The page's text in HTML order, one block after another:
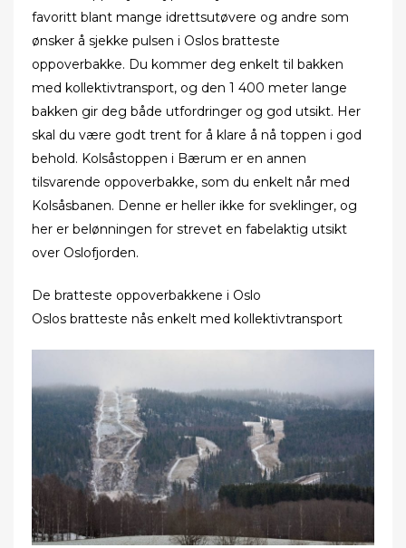
favoritt blant mange idrettsutøvere og andre som
ønsker å sjekke pulsen i Oslos bratteste
oppoverbakke. Du kommer deg enkelt til bakken
med kollektivtransport, og den 1 400 meter lange
bakken gir deg både utfordringer og god utsikt. Her
skal du være godt trent for å klare å nå toppen i god
behold. Kolsåstoppen i Bærum er en annen
tilsvarende oppoverbakke, som du enkelt når med
Kolsåsbanen. Denne er heller ikke for sveklinger, og
her er belønningen for strevet en fabelaktig utsikt
over Oslofjorden.
De bratteste oppoverbakkene i Oslo
Oslos bratteste nås enkelt med kollektivtransport